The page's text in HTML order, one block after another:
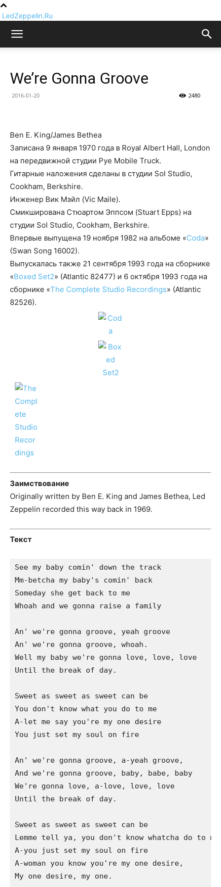
LedZeppelin.Ru
We’re Gonna Groove
2016-01-20 2480
Ben E. King/James Bethea
Записана 9 января 1970 года в Royal Albert Hall, London
на передвижной студии Pye Mobile Truck.
Гитарные наложения сделаны в студии Sol Studio,
Cookham, Berkshire.
Инженер Вик Мэйл (Vic Maile).
Смикширована Стюартом Эппсом (Stuart Epps) на
студии Sol Studio, Cookham, Berkshire.
Впервые выпущена 19 ноября 1982 на альбоме «Coda»
(Swan Song 16002).
Выпускалась также 21 сентября 1993 года на сборнике
«Boxed Set2» (Atlantic 82477) и 6 октября 1993 года на
сборнике «The Complete Studio Recordings» (Atlantic
82526).
Заимствование
Originally written by Ben E. King and James Bethea, Led
Zeppelin recorded this way back in 1969.
Текст
See my baby comin' down the track
Mm-betcha my baby's comin' back
Someday she get back to me
Whoah and we gonna raise a family
An' we're gonna groove, yeah groove
An' we're gonna groove, whoah.
Well my baby we're gonna love, love, love
Until the break of day.
Sweet as sweet as sweet can be
You don't know what you do to me
A-let me say you're my one desire
You just set my soul on fire
An' we're gonna groove, a-yeah groove,
And we're gonna groove, baby, babe, baby
We're gonna love, a-love, love, love
Until the break of day.
Sweet as sweet as sweet can be
Lemme tell ya, you don't know whatcha do to me
A-you just set my soul on fire
A-woman you know you're my one desire,
My one desire, my one.